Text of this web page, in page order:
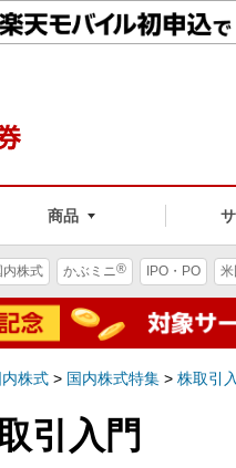
商品
内株式 かぶミニ® IPO・PO
内株式 > 国内株式特集 > 株取引
引入門